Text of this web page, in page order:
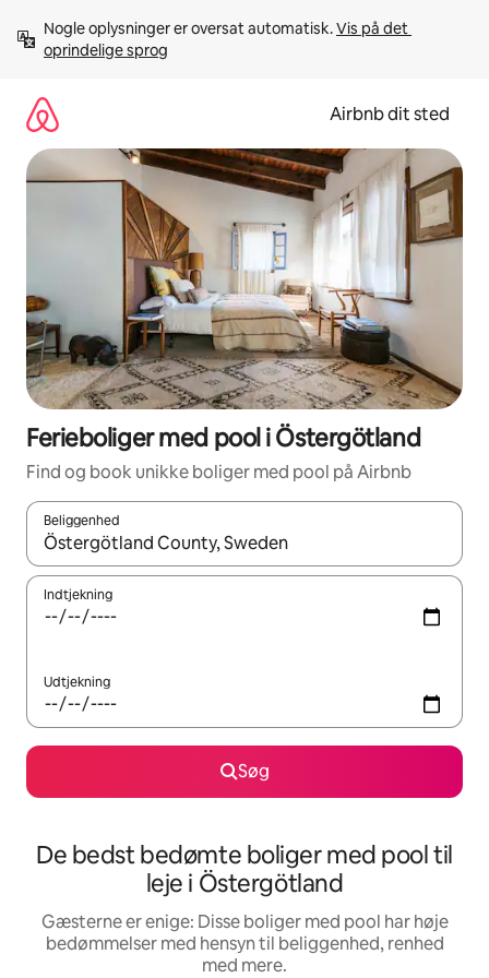
videre
Nogle oplysninger er oversat automatisk. Vis på det
oprindelige sprog
Airbnb dit sted
Ferieboliger med pool i Östergötland
Find og book unikke boliger med pool på Airbnb
Beliggenhed
Når resultaterne er tilgængelige, skal du navigere med
Indtjekning
Udtjekning
Søg
De bedst bedømte boliger med pool til
leje i Östergötland
Gæsterne er enige: Disse boliger med pool har høje
bedømmelser med hensyn til beliggenhed, renhed
med mere.